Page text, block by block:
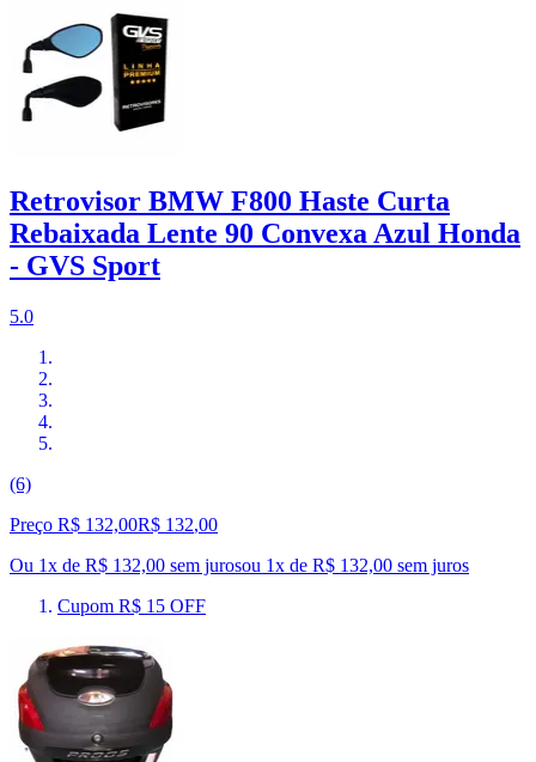
Retrovisor BMW F800 Haste Curta
Rebaixada Lente 90 Convexa Azul Honda
- GVS Sport
5.0
(6)
Preço R$ 132,00R$ 132,00
Ou 1x de R$ 132,00 sem jurosou 1x de R$ 132,00 sem juros
Cupom R$ 15 OFF